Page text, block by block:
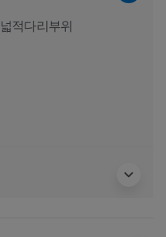
넓적다리부위